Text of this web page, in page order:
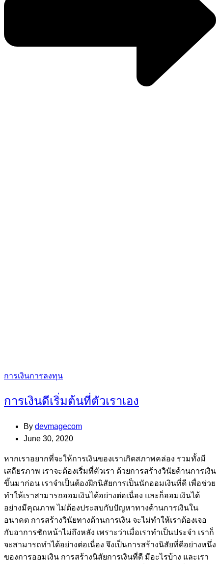
Categories
การเงินการลงทุน
การเงินดีเริ่มต้นที่ตัวเราเอง
By devmagecom
June 30, 2020
หากเราอยากที่จะให้การเงินของเราเกิดสภาพคล่อง รวมทั้งมี
เสถียรภาพ เราจะต้องเริ่มที่ตัวเรา ด้วยการสร้างวินัยด้านการเงิน
ขึ้นมาก่อน เราจำเป็นต้องฝึกนิสัยการเป็นนักออมเงินที่ดี เพื่อช่วย
ทำให้เราสามารถออมเงินได้อย่างต่อเนื่อง และก็ออมเงินได้
อย่างมีคุณภาพ ไม่ต้องประสบกับปัญหาทางด้านการเงินใน
อนาคต การสร้างวินัยทางด้านการเงิน จะไม่ทำให้เราต้องเจอ
กับอาการชักหน้าไม่ถึงหลัง เพราะว่าเมื่อเราทำเป็นประจำ เราก็
จะสามารถทำได้อย่างต่อเนื่อง จึงเป็นการสร้างนิสัยที่ดีอย่างหนึ่ง
ของการออมเงิน การสร้างนิสัยการเงินที่ดี มีอะไรบ้าง และเรา